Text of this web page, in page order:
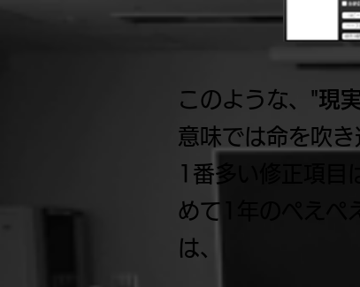
このような、"現
意味では命を吹き
1番多い修正項目
めて1年のぺえぺ
は、